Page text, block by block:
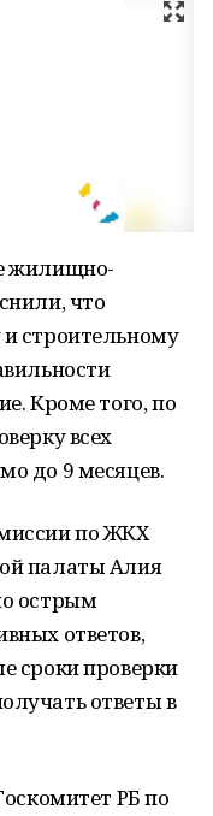
жилищно-
что
строительному
Кроме того, по
всех
до 9 месяцев.
по ЖКХ
палаты Алия
острым
ответов,
сроки проверки
ответы в
РБ по